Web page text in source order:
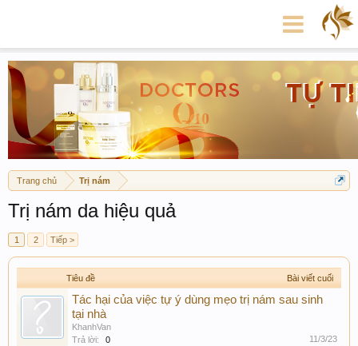
Trang chủ Trị nám
Trị nám da hiệu quả
1 2 Tiếp >
Tiêu đề Bài viết cuối
Tác hại của việc tự ý dùng mẹo trị nám sau sinh
tại nhà
KhanhVan
Trả lời:
0 11/3/23